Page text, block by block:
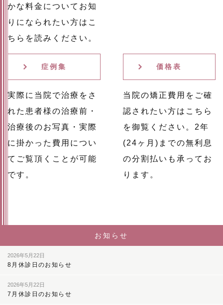
かな料金についてお知
りになられたい方はこ
ちらを読みください。
症例集
実際に当院で治療をさ
れた患者様の治療前・
治療後のお写真・実際
に掛かった費用につい
てご覧頂くことが可能
です。
価格表
当院の矯正費用をご確
認されたい方はこちら
を御覧ください。2年
(24ヶ月)までの無利息
の分割払いも承ってお
ります。
お知らせ
2026年5月22日
8月休診日のお知らせ
2026年5月22日
7月休診日のお知らせ